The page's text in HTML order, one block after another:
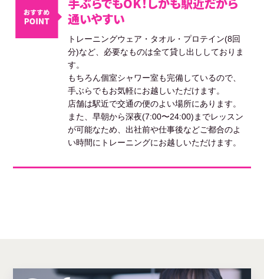
通いやすい
トレーニングウェア・タオル・プロテイン(8回
分)など、必要なものは全て貸し出ししておりま
す。
もちろん個室シャワー室も完備しているので、
手ぶらでもお気軽にお越しいただけます。
店舗は駅近で交通の便のよい場所にあります。
また、早朝から深夜(7:00〜24:00)までレッスン
が可能なため、出社前や仕事後などご都合のよ
い時間にトレーニングにお越しいただけます。